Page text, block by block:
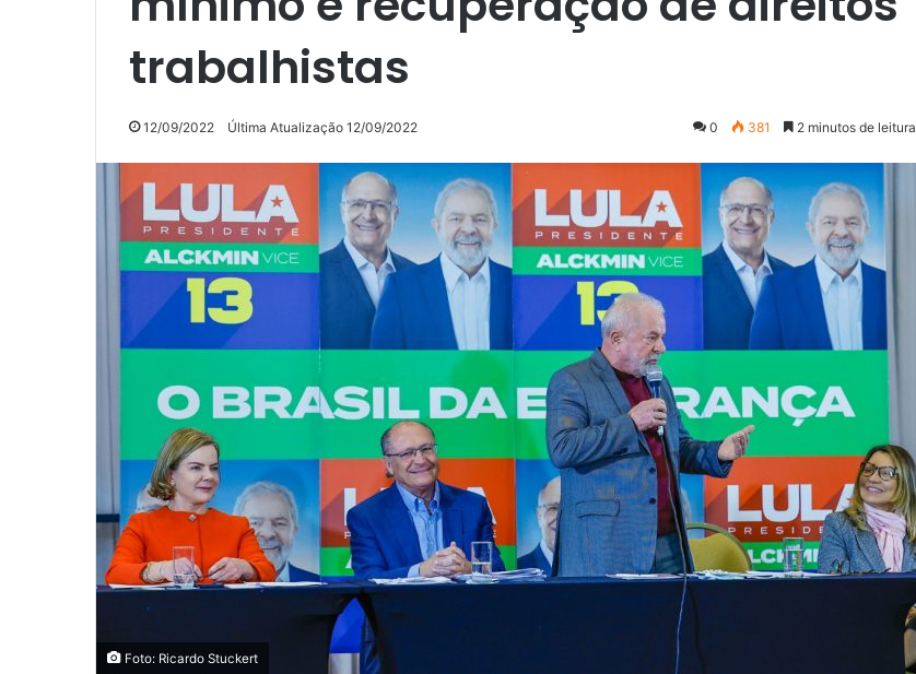
trabalhistas
12/09/2022 Última Atualização 12/09/2022 0 381 2 minutos de leitura
Foto: Ricardo Stuckert